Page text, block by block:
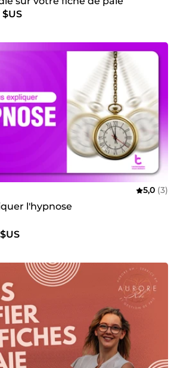
5,0 (3)
l'hypnose